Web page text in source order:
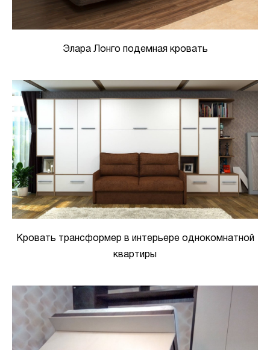
Элара Лонго подемная кровать
Кровать трансформер в интерьере однокомнатной
квартиры